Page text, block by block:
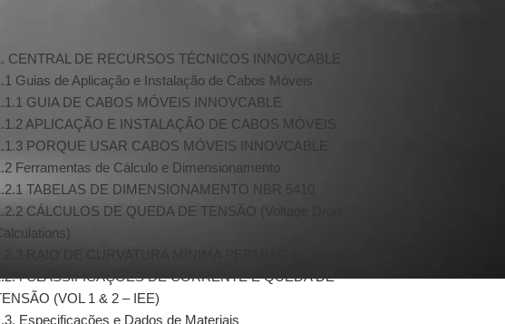
CENTRAL DE RECURSOS TÉCNICOS INNOVCABLE
Guias de Aplicação e Instalação de Cabos Móveis
GUIA DE CABOS MÓVEIS INNOVCABLE
APLICAÇÃO E INSTALAÇÃO DE CABOS MÓVEIS
PORQUE USAR CABOS MÓVEIS INNOVCABLE
Ferramentas de Cálculo e Dimensionamento
TABELAS DE DIMENSIONAMENTO NBR 5410
CÁLCULOS DE QUEDA DE TENSÃO (Voltage Drop
CLASSIFICAÇÕES DE CORRENTE E QUEDA DE
(VOL 1 & 2 – IEE)
Especificações e Dados de Materiais